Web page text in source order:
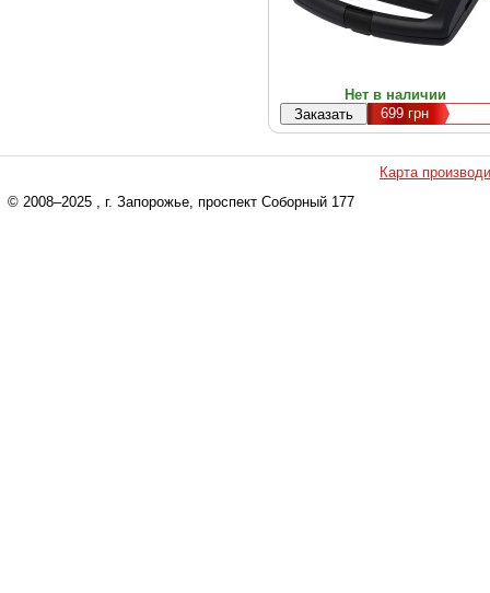
Нет в наличии
699грн
Карта
© 2008–2025 , г. Запорожье, проспект Соборный 177